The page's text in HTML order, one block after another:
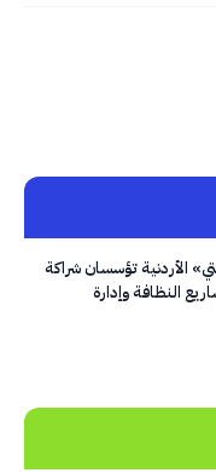
الأردنية تؤسسان شراكة
النظافة وإدارة